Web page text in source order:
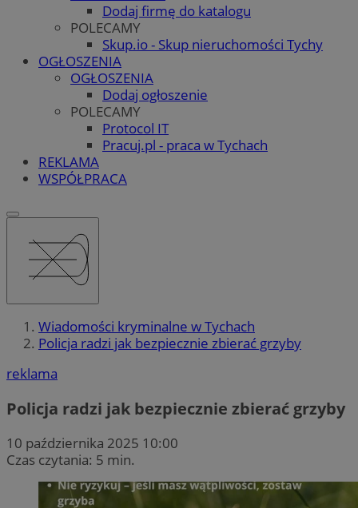
Dodaj firmę do katalogu
POLECAMY
Skup.io - Skup nieruchomości Tychy
OGŁOSZENIA
OGŁOSZENIA
Dodaj ogłoszenie
POLECAMY
Protocol IT
Pracuj.pl - praca w Tychach
REKLAMA
WSPÓŁPRACA
Wiadomości kryminalne w Tychach
Policja radzi jak bezpiecznie zbierać grzyby
reklama
Policja radzi jak bezpiecznie zbierać grzyby
10 października 2025 10:00
Czas czytania: 5 min.